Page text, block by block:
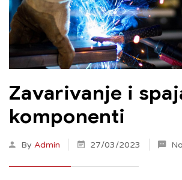
Zavarivanje i
komponenti
By Admin 27/03/2023